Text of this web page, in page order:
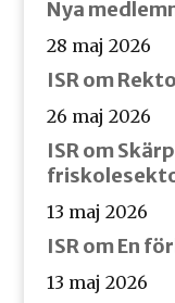
Nya
28 maj 2026
ISR om
26 maj 2026
ISR om
13 maj 2026
ISR om En
13 maj 2026